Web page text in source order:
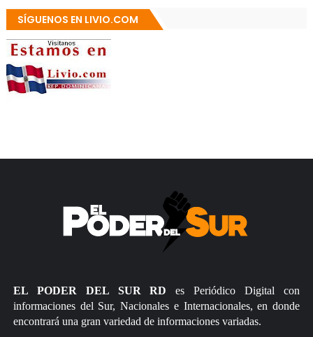
SÍGUENOS EN LIVIO.COM
EL PODER DEL SUR RD es Periódico Digital con
informaciones del Sur, Nacionales e Internacionales, en donde
encontrará una gran variedad de informaciones variadas.